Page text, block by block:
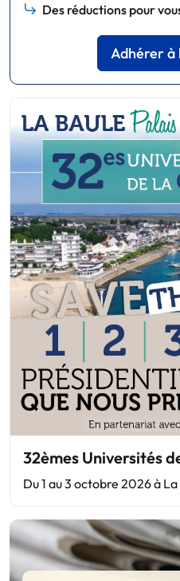
Des réductions pour
Adhérer à
32èmes Universités
Du 1 au 3 octobre 2026 à